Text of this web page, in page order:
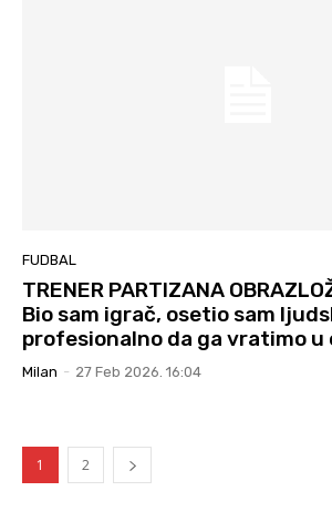
FUDBAL
TRENER PARTIZANA
Bio sam igrač, osetio sam
profesionalno da ga vratimo u
Milan - 27 Feb 2026. 16:04
1 2